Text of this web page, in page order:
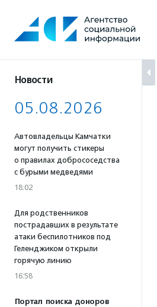
содержанию
Новости
05.08.2026
Автовладельцы Камчатки
могут получить стикеры
о правилах добрососедства
с бурыми медведями
18:02
Для родственников
пострадавших в результате
атаки беспилотников под
Геленджиком открыли
горячую линию
16:58
Портал поиска доноров